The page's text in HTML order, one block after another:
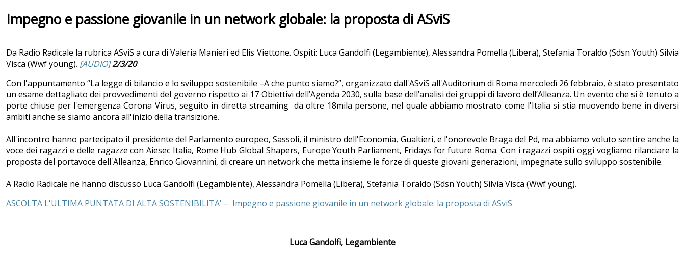
Impegno e passione giovanile in un network globale: la proposta di ASviS
Da Radio Radicale la rubrica ASviS a cura di Valeria Manieri ed Elis Viettone. Ospiti: Luca Gandolfi (Legambiente), Alessandra Pomella (Libera), Stefania Toraldo (Sdsn Youth) Silvia
Visca (Wwf young). [AUDIO]2/3/20
Con l'appuntamento “La legge di bilancio e lo sviluppo sostenibile –A che punto siamo?”, organizzato dall'ASviS all'Auditorium di Roma mercoledì 26 febbraio, è stato presentato
un esame dettagliato dei provvedimenti del governo rispetto ai 17 Obiettivi dell’Agenda 2030, sulla base dell’analisi dei gruppi di lavoro dell’Alleanza. Un evento che si è tenuto a
porte chiuse per l'emergenza Corona Virus, seguito in diretta streaming da oltre 18mila persone, nel quale abbiamo mostrato come l'Italia si stia muovendo bene in diversi
ambiti anche se siamo ancora all'inizio della transizione.
All'incontro hanno partecipato il presidente del Parlamento europeo, Sassoli, il ministro dell'Economia, Gualtieri, e l'onorevole Braga del Pd, ma abbiamo voluto sentire anche la
voce dei ragazzi e delle ragazze con Aiesec Italia, Rome Hub Global Shapers, Europe Youth Parliament, Fridays for future Roma. Con i ragazzi ospiti oggi vogliamo rilanciare la
proposta del portavoce dell'Alleanza, Enrico Giovannini, di creare un network che metta insieme le forze di queste giovani generazioni, impegnate sullo sviluppo sostenibile.
A Radio Radicale ne hanno discusso Luca Gandolfi (Legambiente), Alessandra Pomella (Libera), Stefania Toraldo (Sdsn Youth) Silvia Visca (Wwf young).
ASCOLTA L'ULTIMA PUNTATA DI ALTA SOSTENIBILITA' – Impegno e passione giovanile in un network globale: la proposta di ASviS
Luca Gandolfi, Legambiente